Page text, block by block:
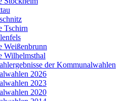
Tschirn
Weißenbrunn
Wilhelmsthal
der Kommunalwahlen
2026
2023
2020